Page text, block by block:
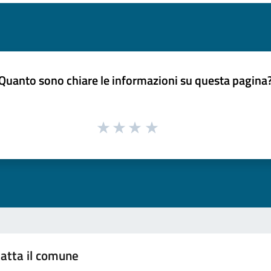
sono chiare le informazioni su questa
il comune